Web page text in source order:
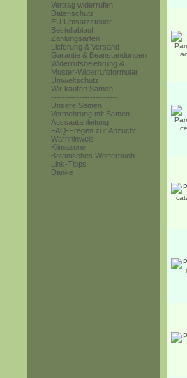
Vertrag widerrufen
Datenschutz
EU Umsatzsteuer
Bestellablauf
Zahlungsarten
Lieferung & Versand
Garantie & Beanstandungen
Widerrufsbelehrung &
Muster-Widerrufsformular
Umweltschutz
Wir kaufen Samen
------------------------
Unsere Samen
Vermehrung mit Samen
Aussaatanleitung
FAQ-Fragen zur Anzucht
Warnhinweis
Klimazone
Botanisches Wörterbuch
Link-Tipps
Danke